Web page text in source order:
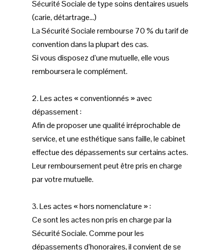
Sécurité Sociale de type soins dentaires usuels
(carie, détartrage...)
La Sécurité Sociale rembourse 70 % du tarif de
convention dans la plupart des cas.
Si vous disposez d’une mutuelle, elle vous
remboursera le complément.
2. Les actes « conventionnés » avec
dépassement :
Afin de proposer une qualité irréprochable de
service, et une esthétique sans faille, le cabinet
effectue des dépassements sur certains actes.
Leur remboursement peut être pris en charge
par votre mutuelle.
3. Les actes « hors nomenclature » :
Ce sont les actes non pris en charge par la
Sécurité Sociale. Comme pour les
dépassements d’honoraires, il convient de se